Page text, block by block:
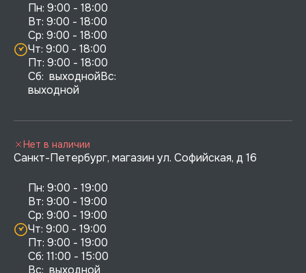
Пн: 9:00 - 18:00
Вт: 9:00 - 18:00
Ср: 9:00 - 18:00
Чт: 9:00 - 18:00
Пт: 9:00 - 18:00
Сб:  выходнойВс:
выходной
Санкт-Петербург, магазин ул. Софийская, д 16
Пн: 9:00 - 19:00
Вт: 9:00 - 19:00
Ср: 9:00 - 19:00
Чт: 9:00 - 19:00
Пт: 9:00 - 19:00
Сб: 11:00 - 15:00
Вс:  выходной
Нет в наличии